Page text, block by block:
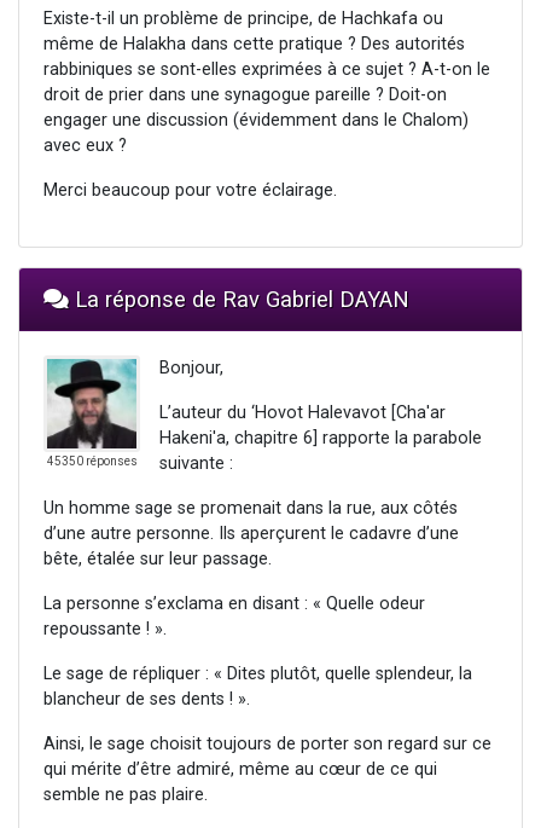
Existe-t-il un problème de principe, de Hachkafa ou
même de Halakha dans cette pratique ? Des autorités
rabbiniques se sont-elles exprimées à ce sujet ? A-t-on le
droit de prier dans une synagogue pareille ? Doit-on
engager une discussion (évidemment dans le Chalom)
avec eux ?
Merci beaucoup pour votre éclairage.
La réponse de Rav Gabriel DAYAN
45350 réponses
Bonjour,
L’auteur du ‘Hovot Halevavot [Cha'ar
Hakeni'a, chapitre 6] rapporte la parabole
suivante :
Un homme sage se promenait dans la rue, aux côtés
d’une autre personne. Ils aperçurent le cadavre d’une
bête, étalée sur leur passage.
La personne s’exclama en disant : « Quelle odeur
repoussante ! ».
Le sage de répliquer : « Dites plutôt, quelle splendeur, la
blancheur de ses dents ! ».
Ainsi, le sage choisit toujours de porter son regard sur ce
qui mérite d’être admiré, même au cœur de ce qui
semble ne pas plaire.